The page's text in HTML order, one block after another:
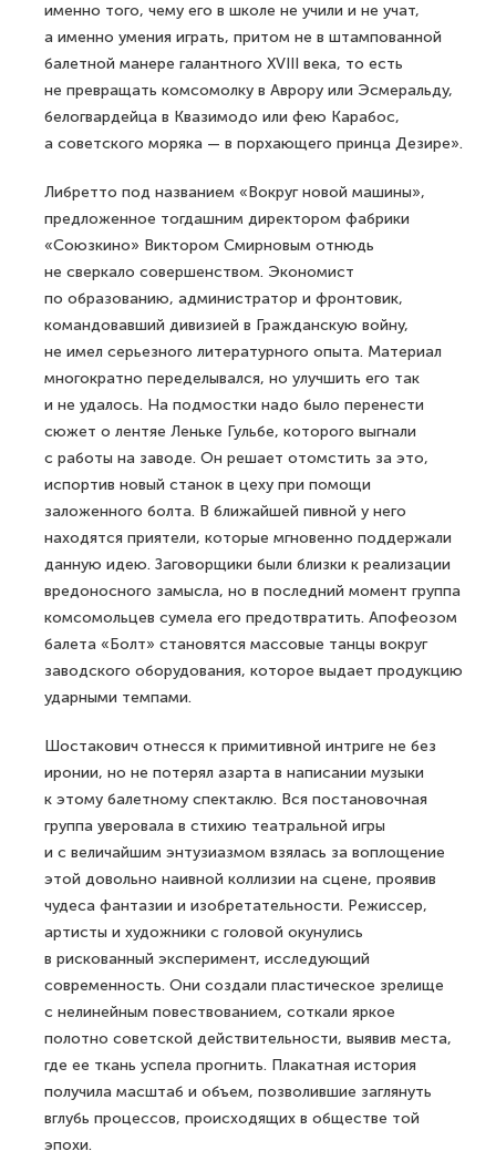
именно того, чему его в школе не учили и не учат,
а именно умения играть, притом не в штампованной
балетной манере галантного XVIII века, то есть
не превращать комсомолку в Аврору или Эсмеральду,
белогвардейца в Квазимодо или фею Карабос,
а советского моряка — в порхающего принца Дезире».
Либретто под названием «Вокруг новой машины»,
предложенное тогдашним директором фабрики
«Союзкино» Виктором Смирновым отнюдь
не сверкало совершенством. Экономист
по образованию, администратор и фронтовик,
командовавший дивизией в Гражданскую войну,
не имел серьезного литературного опыта. Материал
многократно переделывался, но улучшить его так
и не удалось. На подмостки надо было перенести
сюжет о лентяе Леньке Гульбе, которого выгнали
с работы на заводе. Он решает отомстить за это,
испортив новый станок в цеху при помощи
заложенного болта. В ближайшей пивной у него
находятся приятели, которые мгновенно поддержали
данную идею. Заговорщики были близки к реализации
вредоносного замысла, но в последний момент группа
комсомольцев сумела его предотвратить. Апофеозом
балета «Болт» становятся массовые танцы вокруг
заводского оборудования, которое выдает продукцию
ударными темпами.
Шостакович отнесся к примитивной интриге не без
иронии, но не потерял азарта в написании музыки
к этому балетному спектаклю. Вся постановочная
группа уверовала в стихию театральной игры
и с величайшим энтузиазмом взялась за воплощение
этой довольно наивной коллизии на сцене, проявив
чудеса фантазии и изобретательности. Режиссер,
артисты и художники с головой окунулись
в рискованный эксперимент, исследующий
современность. Они создали пластическое зрелище
с нелинейным повествованием, соткали яркое
полотно советской действительности, выявив места,
где ее ткань успела прогнить. Плакатная история
получила масштаб и объем, позволившие заглянуть
вглубь процессов, происходящих в обществе той
эпохи.